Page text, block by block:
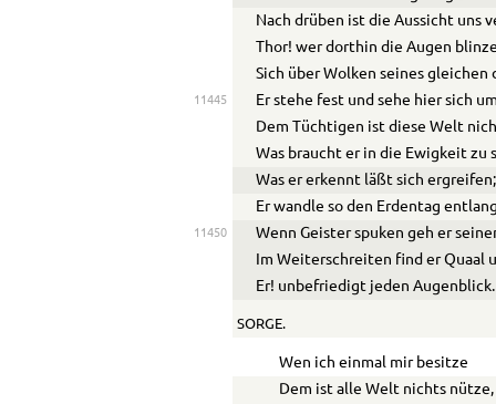
Nach drüben ist die Aussicht uns
Thor! wer dorthin die Augen
Sich über Wolken seines gleichen
11445
Er stehe fest und sehe hier sich
Dem Tüchtigen ist diese Welt
Was braucht er in die Ewigkeit zu
Was er erkennt läßt sich ergreifen;
Er wandle so den Erdentag
11450
Wenn Geister spuken geh er
Im Weiterschreiten find er Quaal
Er! unbefriedigt jeden Augenblick.
SORGE.
Wen ich einmal mir besitze
Dem ist alle Welt nichts nütze,